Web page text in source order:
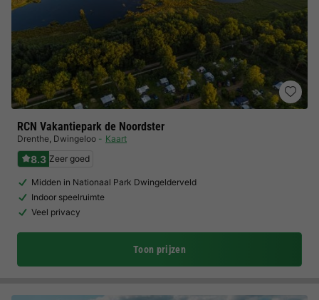
RCN Vakantiepark de Noordster
Drenthe, Dwingeloo Kaart
8.3 Zeer goed
Midden in Nationaal Park Dwingelderveld
Indoor speelruimte
Veel privacy
Toon prijzen